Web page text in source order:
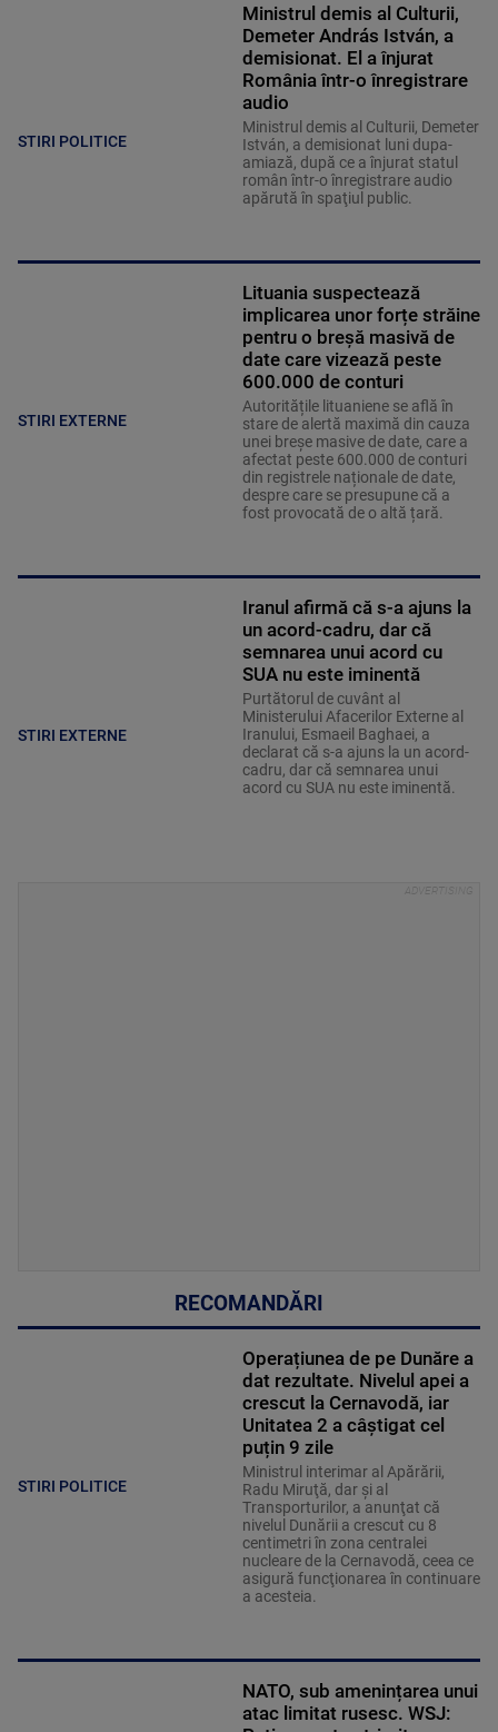
STIRI POLITICE
Ministrul demis al Culturii,
Demeter András István, a
demisionat. El a înjurat
România într-o înregistrare
audio
Ministrul demis al Culturii, Demeter
István, a demisionat luni dupa-
amiază, după ce a înjurat statul
român într-o înregistrare audio
apărută în spaţiul public.
STIRI EXTERNE
Lituania suspectează
implicarea unor forțe străine
pentru o breșă masivă de
date care vizează peste
600.000 de conturi
Autoritățile lituaniene se află în
stare de alertă maximă din cauza
unei breșe masive de date, care a
afectat peste 600.000 de conturi
din registrele naționale de date,
despre care se presupune că a
fost provocată de o altă țară.
STIRI EXTERNE
Iranul afirmă că s-a ajuns la
un acord-cadru, dar că
semnarea unui acord cu
SUA nu este iminentă
Purtătorul de cuvânt al
Ministerului Afacerilor Externe al
Iranului, Esmaeil Baghaei, a
declarat că s-a ajuns la un acord-
cadru, dar că semnarea unui
acord cu SUA nu este iminentă.
RECOMANDĂRI
STIRI POLITICE
Operațiunea de pe Dunăre a
dat rezultate. Nivelul apei a
crescut la Cernavodă, iar
Unitatea 2 a câștigat cel
puțin 9 zile
Ministrul interimar al Apărării,
Radu Miruţă, dar şi al
Transporturilor, a anunţat că
nivelul Dunării a crescut cu 8
centimetri în zona centralei
nucleare de la Cernavodă, ceea ce
asigură funcţionarea în continuare
a acesteia.
NATO, sub amenințarea unui
atac limitat rusesc. WSJ: